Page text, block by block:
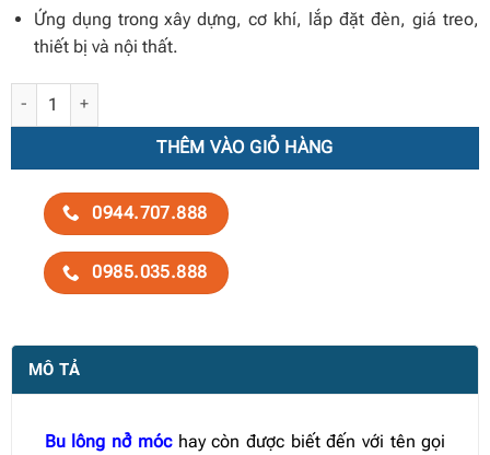
Ứng dụng trong xây dựng, cơ khí, lắp đặt đèn, giá treo,
thiết bị và nội thất.
Bu lông nở móc – tắc kê móc số lượng
THÊM VÀO GIỎ HÀNG
0944.707.888
0985.035.888
MÔ TẢ
Bu lông nở móchay còn được biết đến với tên gọi